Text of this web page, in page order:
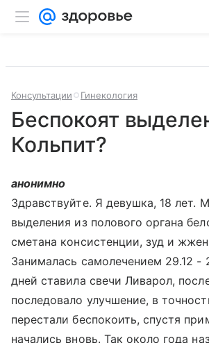
Консультации Гинекология
Беспокоят
Кольпит?
анонимно
Здравствуйте. Я девушка, 18 лет.
выделения из полового органа
сметана консистенции, зуд и
Занималась самолечением 29.12 -
дней ставила свечи Ливарол,
последовало улучшение, в
перестали беспокоить, спустя
начались вновь. Так около года